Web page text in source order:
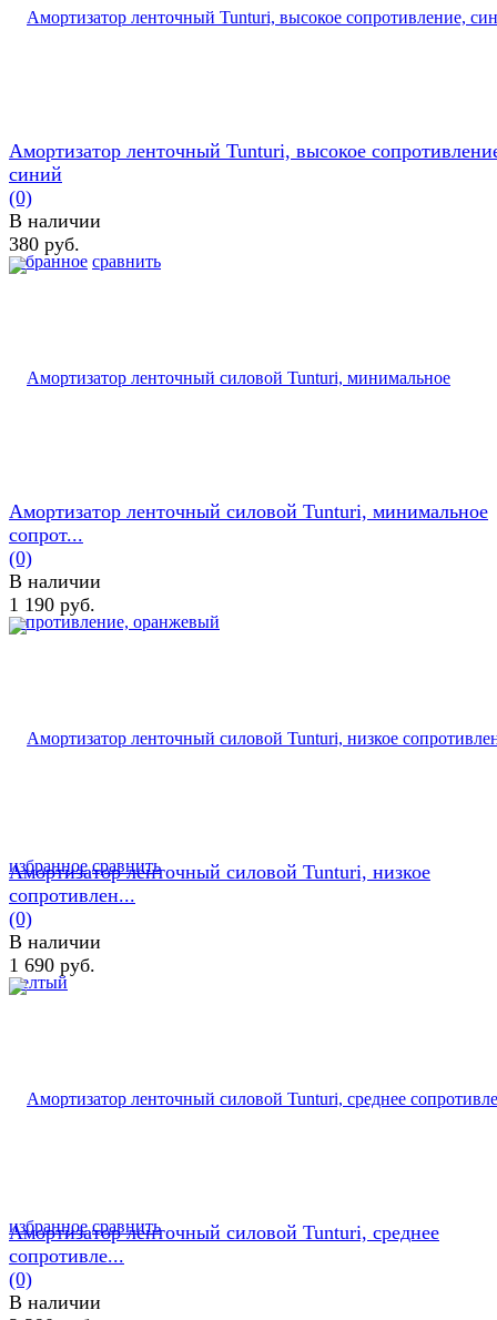
избранное сравнить
Амортизатор ленточный Tunturi, высокое
синий
(0)
В наличии
380 руб.
избранное сравнить
Амортизатор ленточный силовой Tunturi, минимальное
сопрот...
(0)
В наличии
1 190 руб.
избранное сравнить
Амортизатор ленточный силовой Tunturi, низкое
сопротивлен...
(0)
В наличии
1 690 руб.
Амортизатор ленточный силовой Tunturi, среднее
сопротивле...
(0)
В наличии